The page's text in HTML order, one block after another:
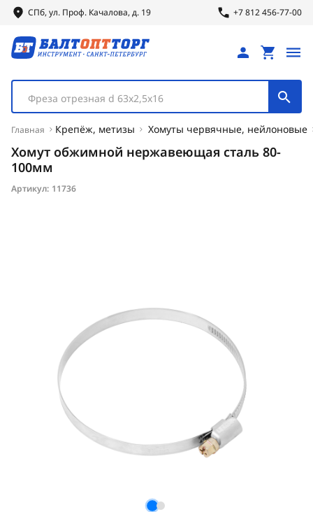
СПб, ул. Проф. Качалова, д. 19 +7 812 456-77-00
Фреза отрезная d 63х2,5х16
Главная Крепёж, метизы Хомуты червячные, нейлоновые
Хомут обжимной нержавеющая сталь 80-
100мм
Артикул: 11736